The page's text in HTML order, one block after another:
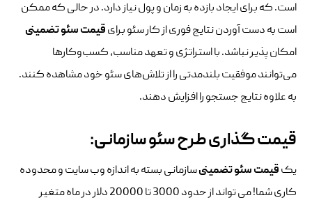
است. که برای ایجاد بازده به زمان و پول نیاز دارد. در حالی که ممکن
است به دست آوردن نتایج فوری از کار سئو برایقیمت سئو تضمینی
امکان پذیر نباشد. با استراتژی و تعهد مناسب، کسب‌وکارها
می‌توانند موفقیت بلندمدتی را از تلاش‌های سئو خود مشاهده کنند.
به علاوه نتایج جستجو را افزایش دهند.
قیمت گذاری طرح سئو سازمانی:
یکقیمت سئو تضمینیسازمانی بسته به اندازه وب سایت و محدوده
کاری شما! می تواند از حدود 3000 تا 20000 دلار در ماه متغیر